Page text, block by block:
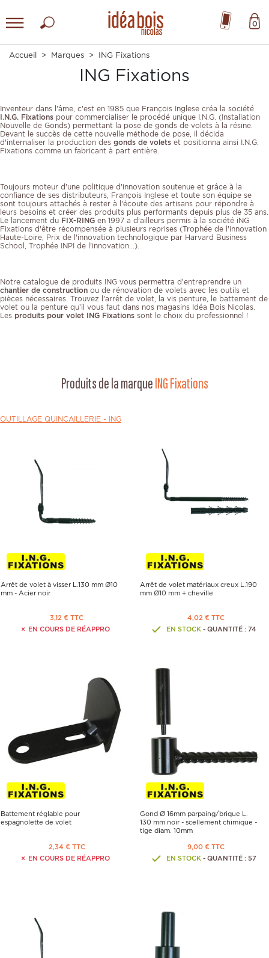
0
Accueil Marques ING Fixations
ING Fixations
Inventeur dans l'âme, c'est en 1985 que François Inglese créa la société
I.N.G. Fixations pour commercialiser le procédé unique I.N.G. (Installation
Nouvelle de Gonds) permettant la pose de gonds de volets à la résine.
Devant le succès de cette nouvelle méthode de pose, il décida
d'internaliser la production des gonds de volets et positionna ainsi I.N.G.
Fixations comme un fabricant à part entière.
Toujours moteur d'une politique d'innovation soutenue et grâce à la
confiance de ses distributeurs, François Inglese et toute son équipe se
sont toujours attachés à rester à l'écoute des artisans pour répondre à
leurs besoins et créer des produits plus performants depuis plus de 35 ans.
Le lancement du FIX-RING en 1997 a d'ailleurs permis à la société iNG
Fixations d'être récompensée à plusieurs reprises (Trophée de l'innovation
Haute-Loire, Prix de l'innovation technologique par Harvard Business
School, Trophée INPI de l'innovation...).
Notre catalogue de produits ING vous permettra d’entreprendre un
chantier de construction ou de rénovation de volets avec les outils et
pièces nécessaires. Trouvez l'arrêt de volet, la vis penture, le battement de
volet ou la penture qu’il vous faut dans nos magasins Idéa Bois Nicolas.
Les produits pour volet ING Fixations sont le choix du professionnel !
Produits de la marque ING Fixations
OUTILLAGE QUINCAILLERIE - ING
Arrêt de volet à visser L.130 mm Ø10
mm - Acier noir
3,12 € TTC
EN COURS DE RÉAPPRO
Arrêt de volet matériaux creux L.190
mm Ø10 mm + cheville
4,02 € TTC
EN STOCK - QUANTITÉ : 74
Battement réglable pour
espagnolette de volet
2,34 € TTC
EN COURS DE RÉAPPRO
Gond Ø 16mm parpaing/brique L.
130 mm noir - scellement chimique -
tige diam. 10mm
9,00 € TTC
EN STOCK - QUANTITÉ : 57